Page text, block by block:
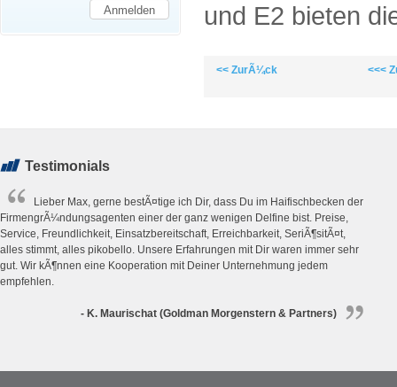
und E2 bieten
<< ZurÃ¼ck <<<
Testimonials
Lieber Max, gerne bestÃ¤tige ich Dir, dass Du im Haifischbecken der
FirmengrÃ¼ndungsagenten einer der ganz wenigen Delfine bist. Preise,
Service, Freundlichkeit, Einsatzbereitschaft, Erreichbarkeit, SeriÃ¶sitÃ¤t,
alles stimmt, alles pikobello. Unsere Erfahrungen mit Dir waren immer sehr
gut. Wir kÃ¶nnen eine Kooperation mit Deiner Unternehmung jedem
empfehlen.
- K. Maurischat (Goldman Morgenstern & Partners)